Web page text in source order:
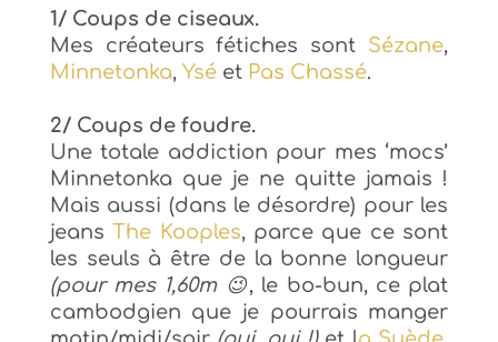
1/ Coups de ciseaux.
Mes créateurs fétiches sont Sézane,
Minnetonka, Yséet Pas Chassé.
2/ Coups de foudre.
Une totale addiction pour mes ‘mocs’
Minnetonka que je ne quitte jamais !
Mais aussi (dans le désordre) pour les
jeansThe Kooples, parce que ce sont
les seuls à être de la bonne longueur
(pour mes 1,60m 😉, le bo-bun, ce plat
cambodgien que je pourrais manger